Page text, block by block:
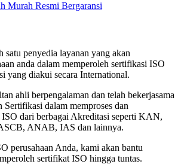
Murah Resmi Bergaransi
satu penyedia layanan yang akan
anda dalam memperoleh sertifikasi ISO
yang diakui secara International.
ahli berpengalaman dan telah bekerjasama
Sertifikasi dalam memproses dan
dari berbagai Akreditasi seperti KAN,
ANAB, IAS dan lainnya.
perusahaan Anda, kami akan bantu
sertifikat ISO hingga tuntas.